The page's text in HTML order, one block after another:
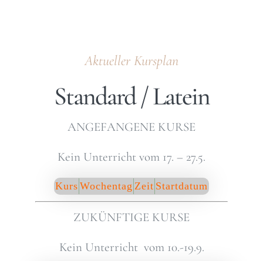
Aktueller Kursplan
Standard / Latein
ANGEFANGENE KURSE
Kein Unterricht vom 17. – 27.5.
Kurs Wochentag Zeit Startdatum
ZUKÜNFTIGE KURSE
Kein Unterricht vom 10.-19.9.